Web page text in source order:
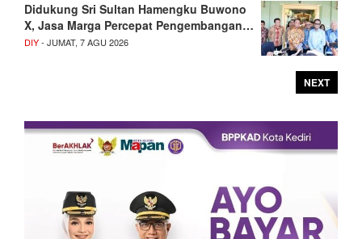
Didukung Sri Sultan Hamengku Buwono
X, Jasa Marga Percepat Pengembangan…
DIY- JUMAT, 7 AGU 2026
NEXT